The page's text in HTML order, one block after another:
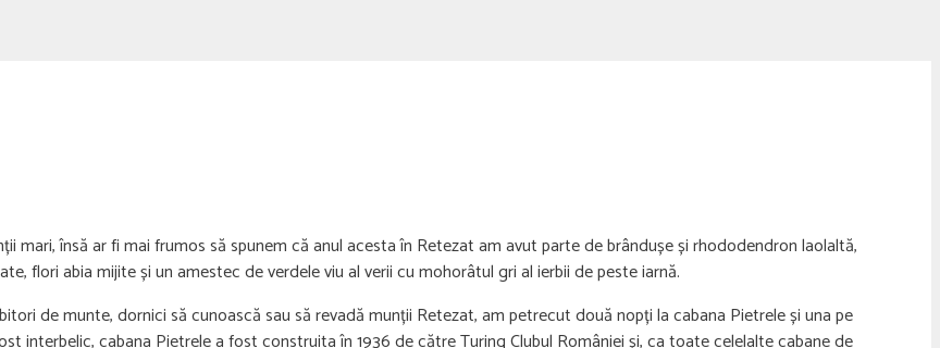
mari, însă ar fi mai frumos să spunem că anul acesta în Retezat am avut parte de brândușe și rhododendron laolaltă,
flori abia mijite și un amestec de verdele viu al verii cu mohorâtul gri al ierbii de peste iarnă.
de munte, dornici să cunoască sau să revadă munții Retezat, am petrecut două nopți la cabana Pietrele și una pe
interbelic, cabana Pietrele a fost construita în 1936 de către Turing Clubul României și, ca toate celelalte cabane de